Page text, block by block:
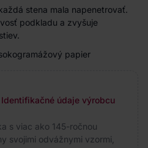
stena mala napenetrovať.
podkladu a zvyšuje
papier
Identifikačné údaje výrobcu
s viac ako 145-ročnou
svojimi odvážnymi vzormi,